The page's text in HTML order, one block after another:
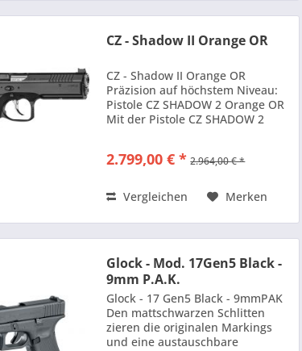
CZ - Shadow II Orange OR
CZ - Shadow II Orange OR
Präzision auf höchstem Niveau:
Pistole CZ SHADOW 2 Orange OR
Mit der Pistole CZ SHADOW 2
Kombination aus sportlichem
realisiert....
2.799,00 € * 2.964,00 € *
Vergleichen Merken
Glock - Mod. 17Gen5 Black -
9mm P.A.K.
Glock - 17 Gen5 Black - 9mmPAK
Den mattschwarzen Schlitten
zieren die originalen Markings
und eine austauschbare